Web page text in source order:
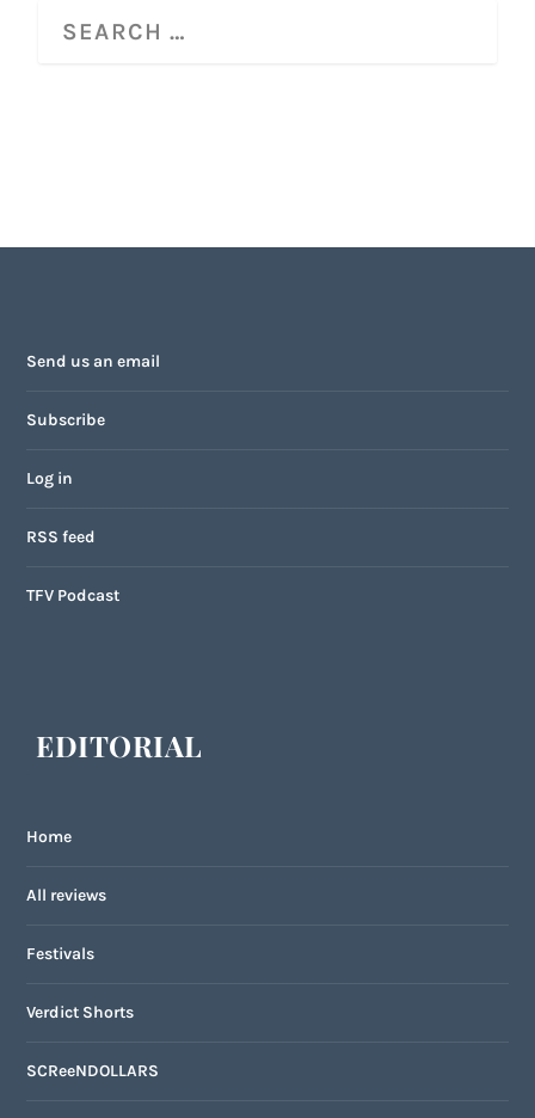
Send us an email
Subscribe
Log in
RSS feed
TFV Podcast
EDITORIAL
Home
All reviews
Festivals
Verdict Shorts
SCReeNDOLLARS